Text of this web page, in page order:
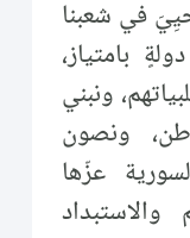
في شعبنا
بامتياز،
ونبني
ونصون
عزّها